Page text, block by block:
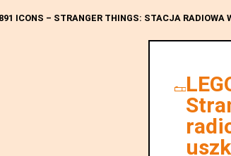
ICONS – STRANGER THINGS: STACJA RADIOWA